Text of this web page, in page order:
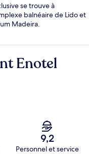
se trouve à
balnéaire de Lido et
Madeira.
Enotel
9,2
Personnel et service